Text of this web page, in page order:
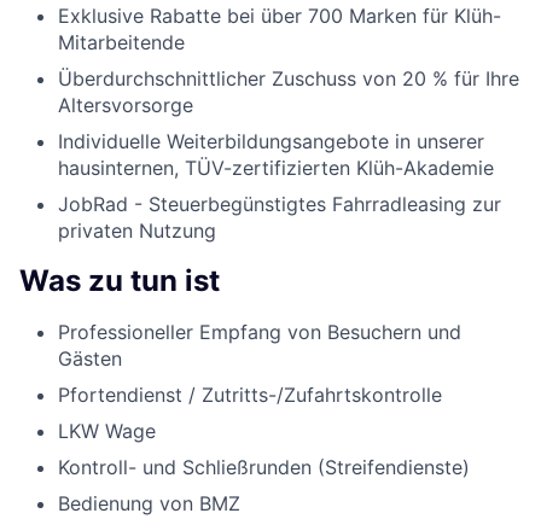
Exklusive Rabatte bei über 700 Marken für Klüh-
Mitarbeitende
Überdurchschnittlicher Zuschuss von 20 % für Ihre
Altersvorsorge
Individuelle Weiterbildungsangebote in unserer
hausinternen, TÜV-zertifizierten Klüh-Akademie
JobRad - Steuerbegünstigtes Fahrradleasing zur
privaten Nutzung
Was zu tun ist
Professioneller Empfang von Besuchern und
Gästen
Pfortendienst / Zutritts-/Zufahrtskontrolle
LKW Wage
Kontroll- und Schließrunden (Streifendienste)
Bedienung von BMZ